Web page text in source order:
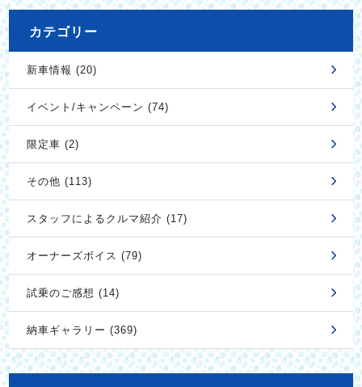
カテゴリー
新車情報 (20)
イベント/キャンペーン (74)
限定車 (2)
その他 (113)
スタッフによるクルマ紹介 (17)
オーナーズボイス (79)
試乗のご感想 (14)
納車ギャラリー (369)